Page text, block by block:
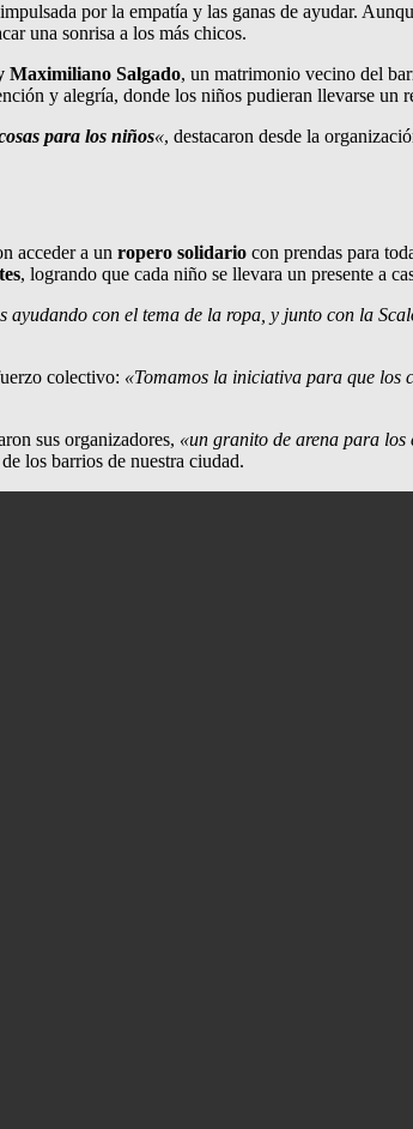
por la empatía y las ganas de ayudar.
una sonrisa a los más chicos.
Maximiliano Salgado, un matrimonio vecino del
y alegría, donde los niños pudieran llevarse un
para los niños«, destacaron desde la
acceder a un ropero solidario con prendas para
, logrando que cada niño se llevara un presente a
ayudando con el tema de la ropa, y junto con la
colectivo: «Tomamos la iniciativa para que los
sus organizadores, «un granito de arena para los
los barrios de nuestra ciudad.